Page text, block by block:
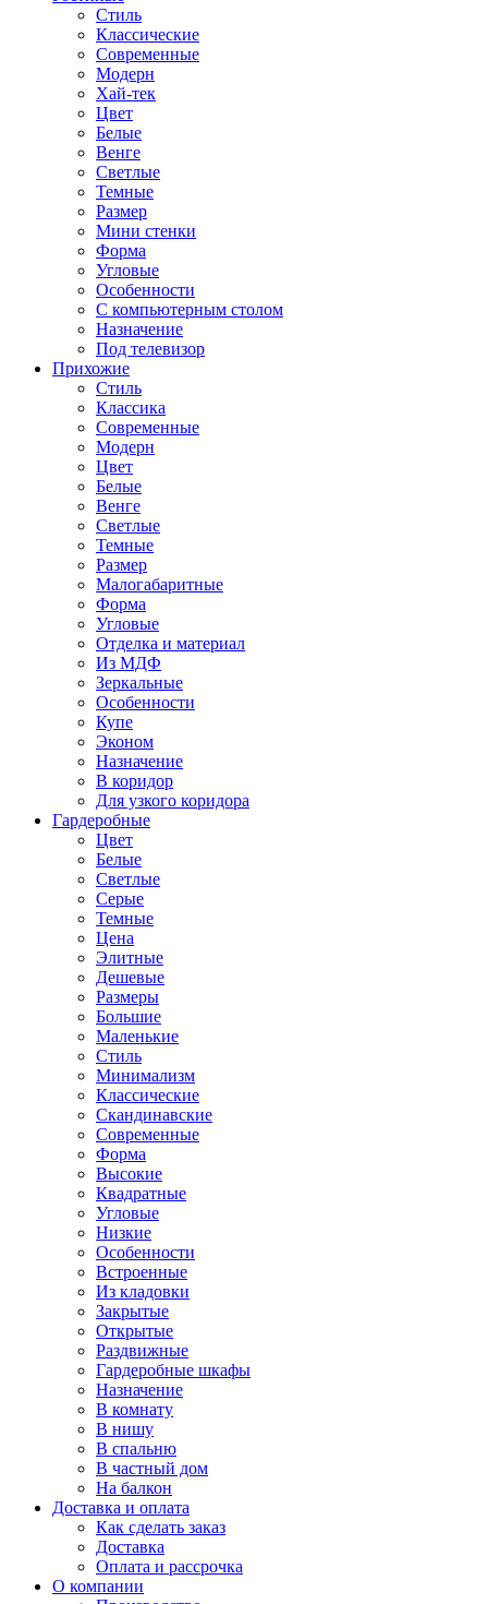
Стиль
Классические
Современные
Модерн
Хай-тек
Цвет
Белые
Венге
Светлые
Темные
Размер
Мини стенки
Форма
Угловые
Особенности
С компьютерным столом
Назначение
Под телевизор
Прихожие
Стиль
Классика
Современные
Модерн
Цвет
Белые
Венге
Светлые
Темные
Размер
Малогабаритные
Форма
Угловые
Отделка и материал
Из МДФ
Зеркальные
Особенности
Купе
Эконом
Назначение
В коридор
Для узкого коридора
Гардеробные
Цвет
Белые
Светлые
Серые
Темные
Цена
Элитные
Дешевые
Размеры
Большие
Маленькие
Стиль
Минимализм
Классические
Скандинавские
Современные
Форма
Высокие
Квадратные
Угловые
Низкие
Особенности
Встроенные
Из кладовки
Закрытые
Открытые
Раздвижные
Гардеробные шкафы
Назначение
В комнату
В нишу
В спальню
В частный дом
На балкон
Доставка и оплата
Как сделать заказ
Доставка
Оплата и рассрочка
О компании